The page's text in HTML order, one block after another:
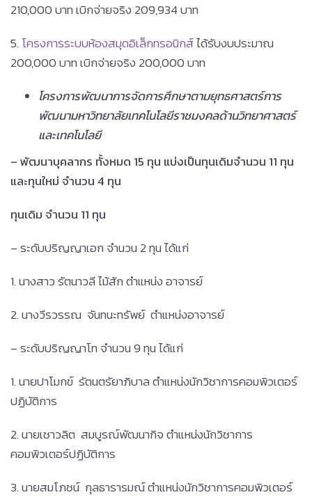
210,000 บาท เบิกจ่ายจริง 209,934 บาท
5. โครงการระบบห้องสมุดอิเล็กทรอนิกส์ได้รับงบประมาณ
200,000 บาท เบิกจ่ายจริง 200,000 บาท
โครงการพัฒนาการจัดการศึกษาตามยุทธศาสตร์การ
พัฒนามหาวิทยาลัยเทคโนโลยีราชมงคลด้านวิทยาศาสตร์
และเทคโนโลยี
– พัฒนาบุคลากร ทั้งหมด 15 ทุน แบ่งเป็นทุนเดิมจำนวน 11 ทุน
และทุนใหม่ จำนวน 4 ทุน
ทุนเดิม จำนวน 11 ทุน
– ระดับปริญญาเอก จำนวน 2 ทุน ได้แก่
1. นางสาว รัตนาวลี ไม้สัก ตำแหน่ง อาจารย์
2. นางวีรวรรณ จันทนะทรัพย์ ตำแหน่งอาจารย์
– ระดับปริญญาโท จำนวน 9 ทุน ได้แก่
1. นายปาโมกข์ รัตนตรัยาภิบาล ตำแหน่งนักวิชาการคอมพิวเตอร์
ปฏิบัติการ
2. นายเชาวลิต สมบูรณ์พัฒนากิจ ตำแหน่งนักวิชาการ
คอมพิวเตอร์ปฏิบัติการ
3. นายสมโภชน์ กุลธารารมณ์ ตำแหน่งนักวิชาการคอมพิวเตอร์